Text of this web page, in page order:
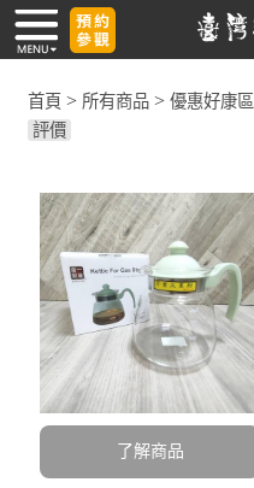
首頁 > 所有商品 >優惠好康區
評價
了解商品